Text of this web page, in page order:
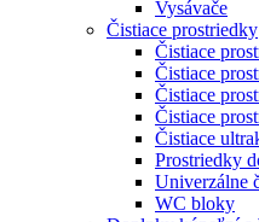
Vysávače
Čistiace prostriedky
Čistiace
Čistiace
Čistiace
Čistiace
Čistiace
Prostriedky
Univerzálne
WC bloky